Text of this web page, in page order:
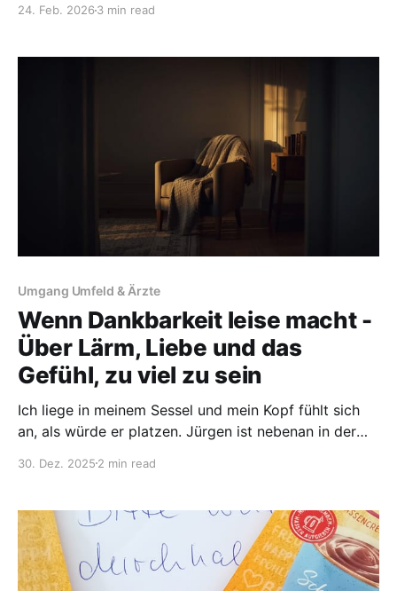
auf den Plan: eine Psychoonkologin für die Erkrankte
24. Feb. 2026 3 min read
Umgang Umfeld & Ärzte
Wenn Dankbarkeit leise macht -
Über Lärm, Liebe und das
Gefühl, zu viel zu sein
Ich liege in meinem Sessel und mein Kopf fühlt sich
an, als würde er platzen. Jürgen ist nebenan in der
klappern, Schubladen werden aufgezogen und
Türe fühlt sich jedes Geräusch an, wie Nadelstiche in
meinem Kopf. Jeder
30. Dez. 2025 2 min read